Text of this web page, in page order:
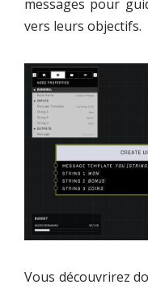
messages pour
vers leurs objectifs.
Vous découvrirez